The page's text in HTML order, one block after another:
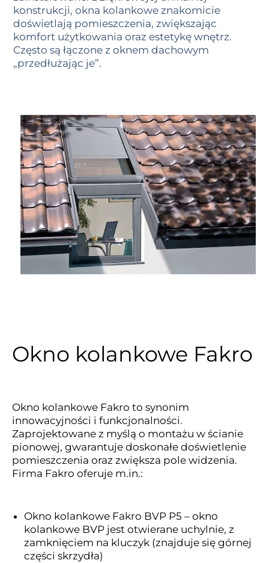
konstrukcji, okna kolankowe znakomicie
doświetlają pomieszczenia, zwiększając
komfort użytkowania oraz estetykę wnętrz.
Często są łączone z oknem dachowym
„przedłużając je”.
Okno kolankowe Fakro
Okno kolankowe Fakro to synonim
innowacyjności i funkcjonalności.
Zaprojektowane z myślą o montażu w ścianie
pionowej, gwarantuje doskonałe doświetlenie
pomieszczenia oraz zwiększa pole widzenia.
Firma Fakro oferuje m.in.:
Okno kolankowe Fakro BVP P5 – okno
kolankowe BVP jest otwierane uchylnie, z
zamknięciem na kluczyk (znajduje się górnej
części skrzydła)